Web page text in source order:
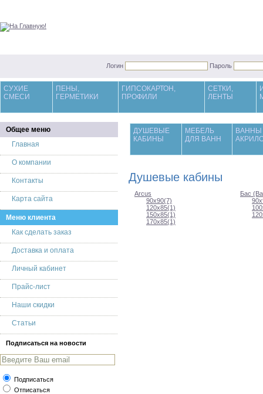
Логин Пароль
СУХИЕ
СМЕСИ
ПЕНЫ,
ГЕРМЕТИКИ
ГИПСОКАРТОН,
ПРОФИЛИ
СЕТКИ,
ЛЕНТЫ
Общее меню
Главная
О компании
Контакты
Карта сайта
Меню клиента
Как сделать заказ
Доставка и оплата
Личный кабинет
Прайс-лист
Наши скидки
Статьи
Подписаться на новости
Подписаться
Отписаться
ДУШЕВЫЕ
КАБИНЫ
МЕБЕЛЬ
ДЛЯ ВАНН
ВАННЫ
Душевые кабины
Arcus
90х90(7)
120х85(1)
150х85(1)
170х85(1)
Бас